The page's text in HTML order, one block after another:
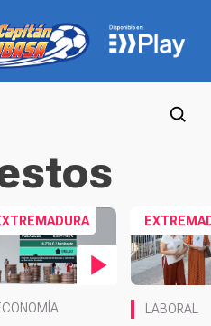
LABORAL